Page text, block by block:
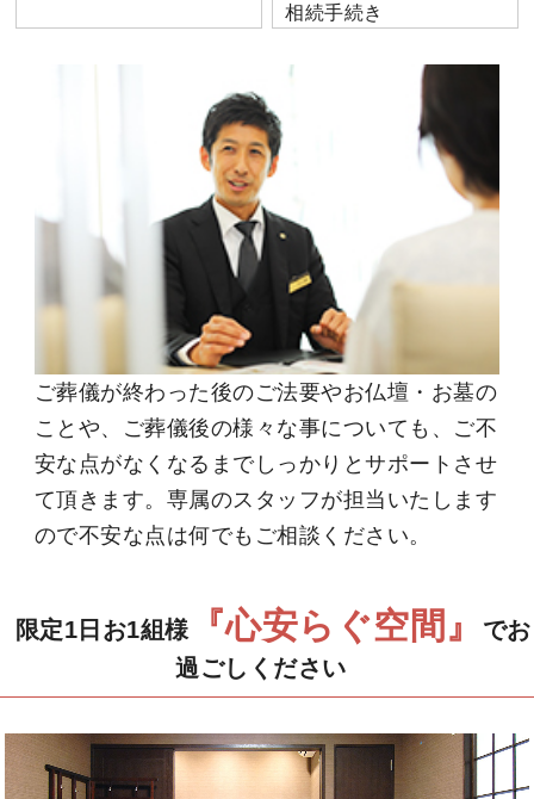
相続手続き
ご葬儀が終わった後のご法要やお仏壇・お墓の
ことや、ご葬儀後の様々な事についても、ご不
安な点がなくなるまでしっかりとサポートさせ
て頂きます。専属のスタッフが担当いたします
ので不安な点は何でもご相談ください。
限定1日お1組様 『心安らぐ空間』
でお
過ごしください